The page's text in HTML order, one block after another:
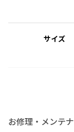
サイズ
お修理・メンテ